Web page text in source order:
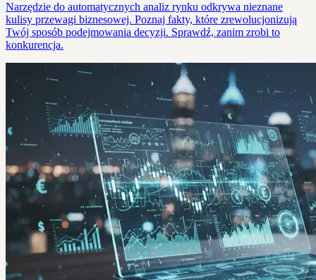
Narzędzie do automatycznych analiz rynku odkrywa nieznane
kulisy przewagi biznesowej. Poznaj fakty, które zrewolucjonizują
Twój sposób podejmowania decyzji. Sprawdź, zanim zrobi to
konkurencja.